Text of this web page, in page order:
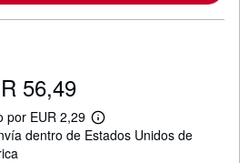
m
o
b
56,49
por EUR 2,29
M
á
dentro de Estados Unidos de